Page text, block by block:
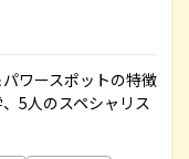
ワースポットの特徴
5人のスペシャリス